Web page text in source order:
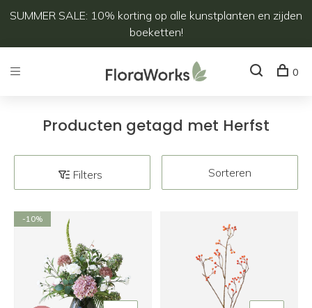
SUMMER SALE: 10% korting op alle kunstplanten en zijden
boeketten!
0
Producten getagd met Herfst
Filters Sorteren
-10%